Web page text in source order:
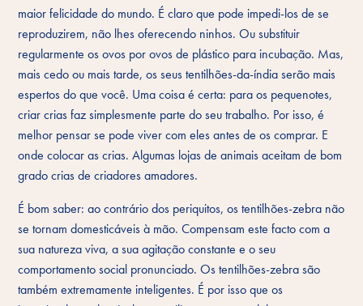
maior felicidade do mundo. É claro que pode impedi-los de se
reproduzirem, não lhes oferecendo ninhos. Ou substituir
regularmente os ovos por ovos de plástico para incubação. Mas,
mais cedo ou mais tarde, os seus tentilhões-da-índia serão mais
espertos do que você. Uma coisa é certa: para os pequenotes,
criar crias faz simplesmente parte do seu trabalho. Por isso, é
melhor pensar se pode viver com eles antes de os comprar. E
onde colocar as crias. Algumas lojas de animais aceitam de bom
grado crias de criadores amadores.
É bom saber: ao contrário dos periquitos, os tentilhões-zebra não
se tornam domesticáveis à mão. Compensam este facto com a
sua natureza viva, a sua agitação constante e o seu
comportamento social pronunciado. Os tentilhões-zebra são
também extremamente inteligentes. É por isso que os